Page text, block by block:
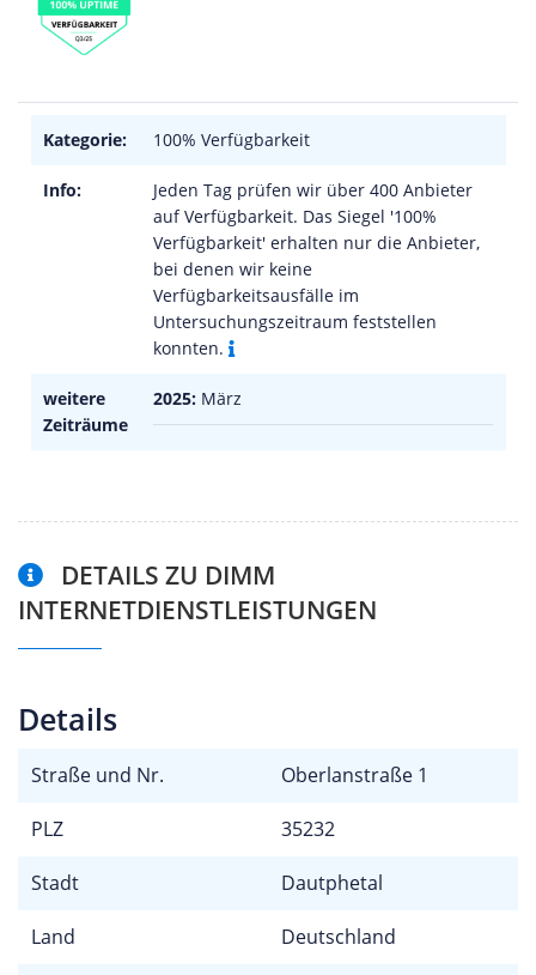
Kategorie: 100% Verfügbarkeit
Info:
Jeden Tag prüfen wir über 400 Anbieter
auf Verfügbarkeit. Das Siegel '100%
Verfügbarkeit' erhalten nur die Anbieter,
bei denen wir keine
Verfügbarkeitsausfälle im
Untersuchungszeitraum feststellen
konnten.
weitere
Zeiträume
2025: März
DETAILS ZU DIMM
INTERNETDIENSTLEISTUNGEN
Details
Straße und Nr. Oberlanstraße 1
PLZ 35232
Stadt Dautphetal
Land Deutschland